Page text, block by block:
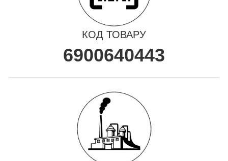
КОД ТОВАРУ
6900640443